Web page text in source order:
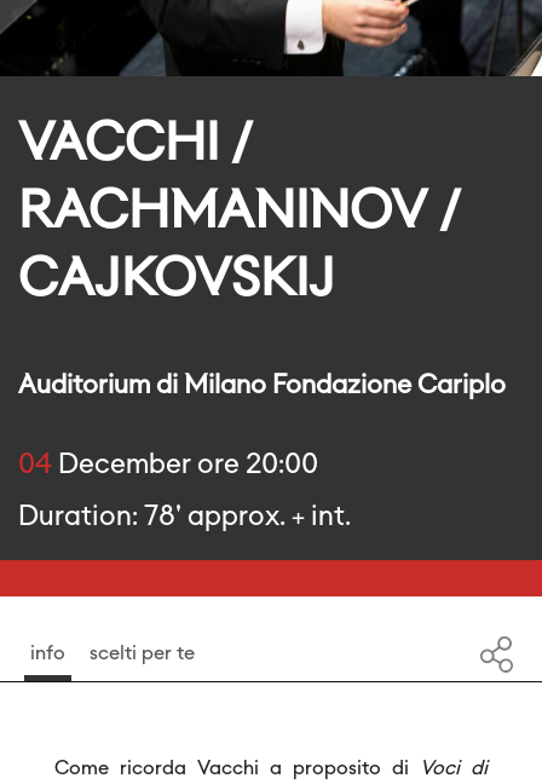
VACCHI /
RACHMANINOV /
CAJKOVSKIJ
Auditorium di Milano Fondazione Cariplo
04 December ore 20:00
Duration: 78' approx. + int.
info scelti per te
Come ricorda Vacchi a proposito di
Voci di